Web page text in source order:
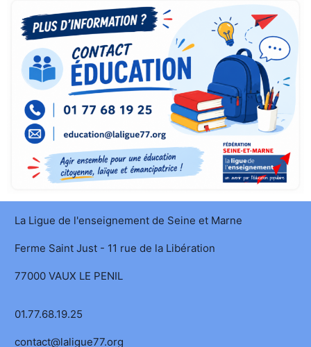
La Ligue de l'enseignement de Seine et Marne
Ferme Saint Just - 11 rue de la Libération
77000 VAUX LE PENIL
01.77.68.19.25
contact@laligue77.org